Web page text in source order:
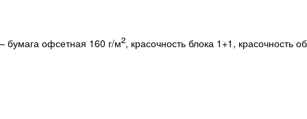
бумага офсетная 160 г/м2, красочность блока 1+1, красочность